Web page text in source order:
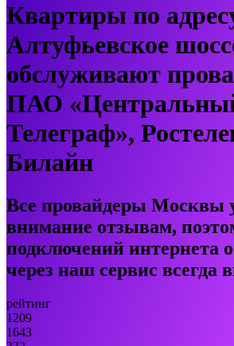
Квартиры по
Алтуфьевское
обслуживают
ПАО
Телеграф»,
Билайн
Все провайдеры Москвы
внимание отзывам,
подключений интернета
через наш сервис всегда
рейтинг
1209
1643